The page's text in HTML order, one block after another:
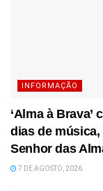
INFORMAÇÃO
‘Alma à
dias de
Senhor das
7 DE AGOSTO, 2026